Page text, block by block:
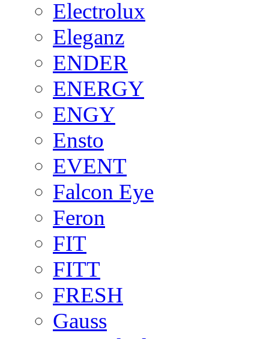
Electrolux
Eleganz
ENDER
ENERGY
ENGY
Ensto
EVENT
Falcon Eye
Feron
FIT
FITT
FRESH
Gauss